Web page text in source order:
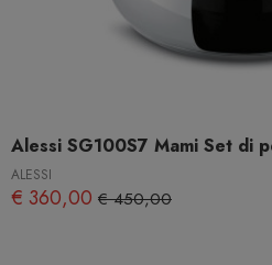
Alessi SG100S7 Mami Set di
ALESSI
€ 360,00 € 450,00